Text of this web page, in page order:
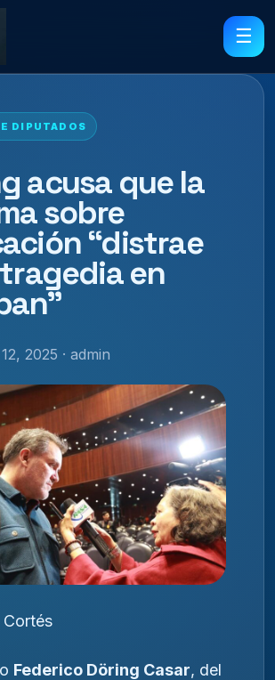
☰
DIPUTADOS
acusa que la
sobre
“distrae
en
2025 · admin
Cortés
Federico Döring Casar, del